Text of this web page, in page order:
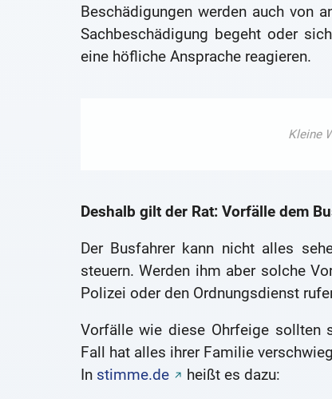
Beschädigungen werden auch von
Sachbeschädigung begeht oder
eine höfliche Ansprache reagieren.
Deshalb gilt der Rat: Vorfälle dem
Der Busfahrer kann nicht alles
steuern. Werden ihm aber solche
Polizei oder den Ordnungsdienst
Vorfälle wie diese Ohrfeige sollten
Fall hat alles ihrer Familie
In stimme.de
heißt es dazu: